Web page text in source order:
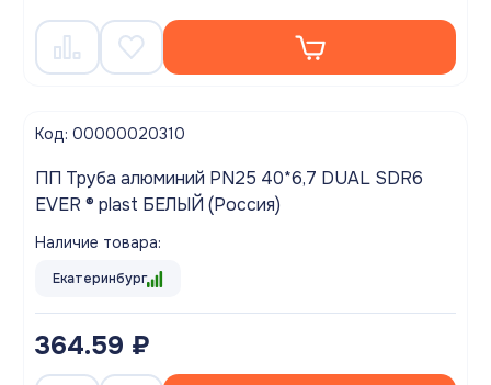
Код: 00000020310
ПП Труба алюминий PN25 40*6,7 DUAL SDR6
EVER ® plast БЕЛЫЙ (Россия)
Наличие товара:
Екатеринбург
364.59 ₽